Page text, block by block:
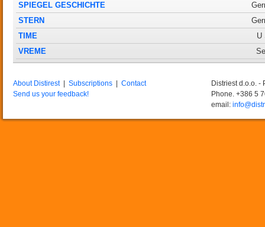
SPIEGEL GESCHICHTE
STERN
TIME
U
VREME
About Distirest| Subscriptions
Contact
Send us your feedback!
Distriest d.o.o. -
Phone. +386 5
email: